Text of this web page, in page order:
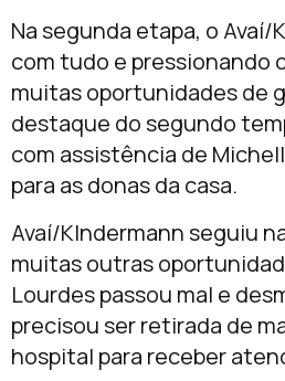
Na segunda etapa, o
com tudo e pressionando
muitas oportunidades de
destaque do segundo
com assistência de
para as donas da casa.
Avaí/KIndermann seguiu
muitas outras
Lourdes passou mal e
precisou ser retirada de
hospital para receber